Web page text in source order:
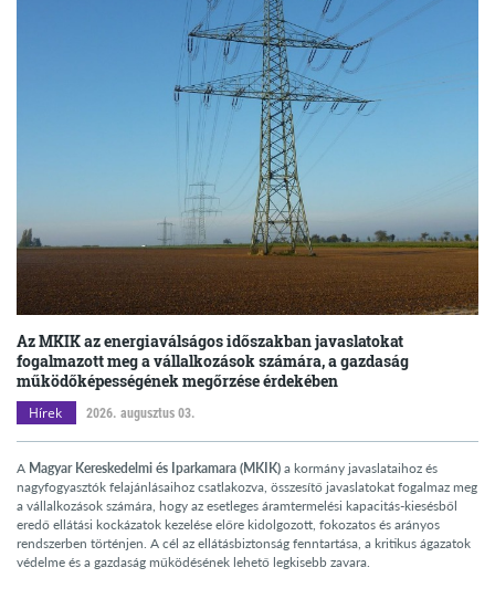
Az MKIK az energiaválságos időszakban javaslatokat
fogalmazott meg a vállalkozások számára, a gazdaság
működőképességének megőrzése érdekében
Hírek 2026. augusztus 03.
A Magyar Kereskedelmi és Iparkamara (MKIK) a kormány javaslataihoz és
nagyfogyasztók felajánlásaihoz csatlakozva, összesítő javaslatokat fogalmaz meg
a vállalkozások számára, hogy az esetleges áramtermelési kapacitás-kiesésből
eredő ellátási kockázatok kezelése előre kidolgozott, fokozatos és arányos
rendszerben történjen. A cél az ellátásbiztonság fenntartása, a kritikus ágazatok
védelme és a gazdaság működésének lehető legkisebb zavara.